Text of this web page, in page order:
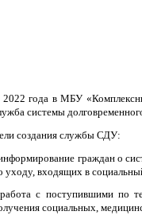
года в МБУ
системы
создания службы СДУ:
граждан о
уходу, входящих в
с поступившими по
социальных,